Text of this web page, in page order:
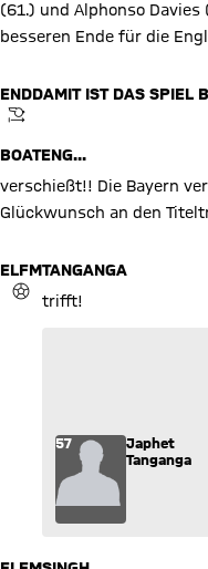
(61.) und Alphonso
besseren Ende für die
END
ANPFIFF
DAMIT IST DAS SPIEL
BOATENG...
verschießt!! Die Bayern
Glückwunsch an den
ELFM
TOR
TANGANGA
trifft!
57
Japhet
Tanganga